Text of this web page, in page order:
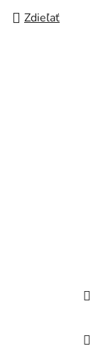
Zdieľať